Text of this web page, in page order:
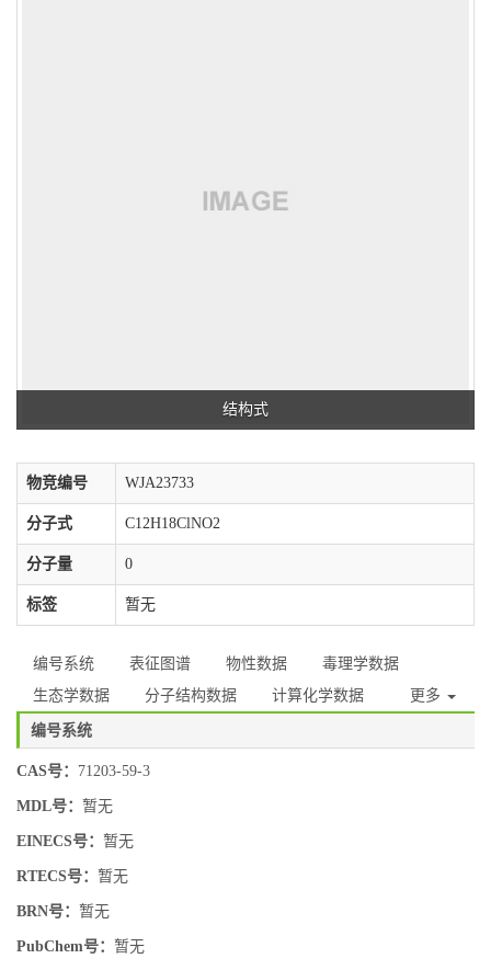
结构式
物竞编号 WJA23733
分子式 C12H18ClNO2
分子量 0
标签 暂无
编号系统 表征图谱 物性数据
毒理学数据
生态学数据
分子结构数据 计算化学数据 更多
编号系统
CAS号： 71203-59-3
MDL号： 暂无
EINECS号： 暂无
RTECS号： 暂无
BRN号： 暂无
PubChem号： 暂无